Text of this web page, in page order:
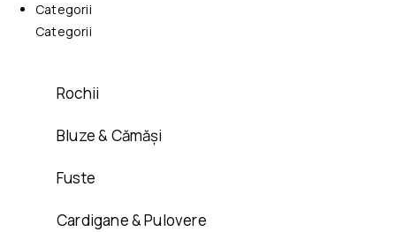
Categorii
Categorii
Rochii
Bluze & Cămăși
Fuste
Cardigane & Pulovere